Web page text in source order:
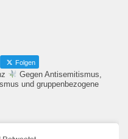
Folgen
Gegen Antisemitismus,
und gruppenbezogene